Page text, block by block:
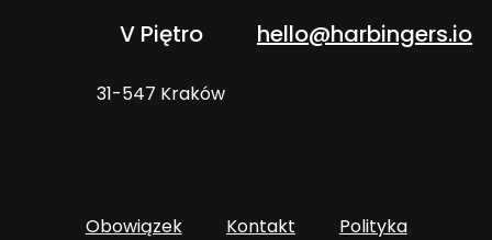
V Piętro
31-547 Kraków
hello@harbingers.io
Obowiązek
Kontakt
Polityka